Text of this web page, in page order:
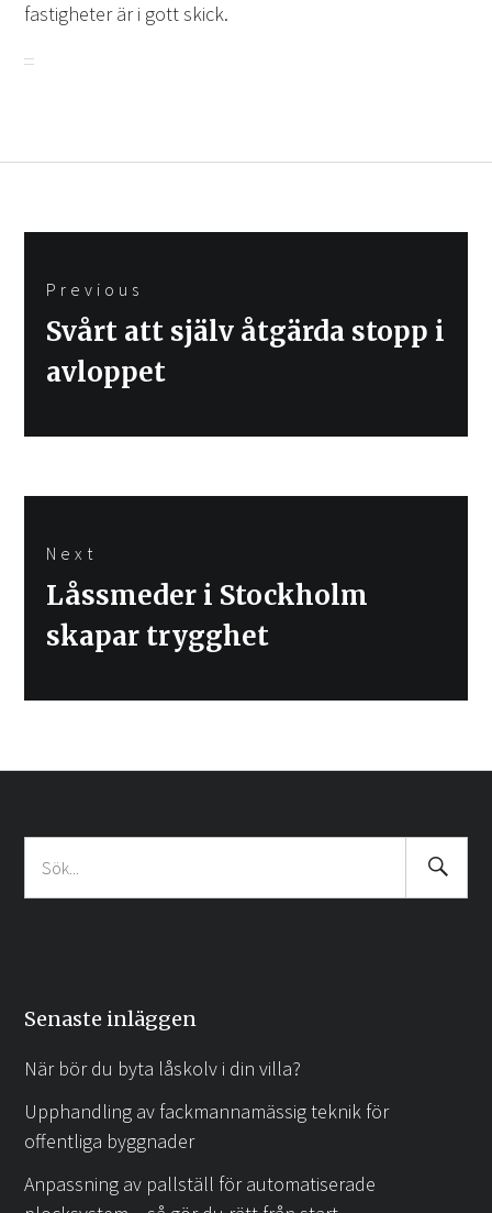
fastigheter är i gott skick.
Previous
Previous
post:
Svårt att själv åtgärda stopp i
avloppet
Next
Next
post:
Låssmeder i Stockholm
skapar trygghet
Sök
efter:
Search
Senaste inläggen
När bör du byta låskolv i din villa?
Upphandling av fackmannamässig teknik för
offentliga byggnader
Anpassning av pallställ för automatiserade